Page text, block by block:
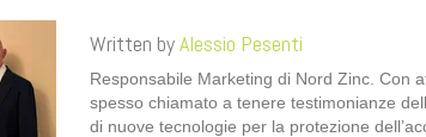
Written byAlessio Pesenti
Responsabile Marketing di Nord Zinc. Con
spesso chiamato a tenere testimonianze
di nuove tecnologie per la protezione